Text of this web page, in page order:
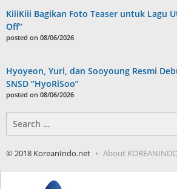
KiiiKiii Bagikan Foto Teaser untuk Lagu
Off”
posted on 08/06/2026
Hyoyeon, Yuri, dan Sooyoung Resmi
SNSD “HyoRiSoo”
posted on 08/06/2026
for:
© 2018 KoreanIndo.net About